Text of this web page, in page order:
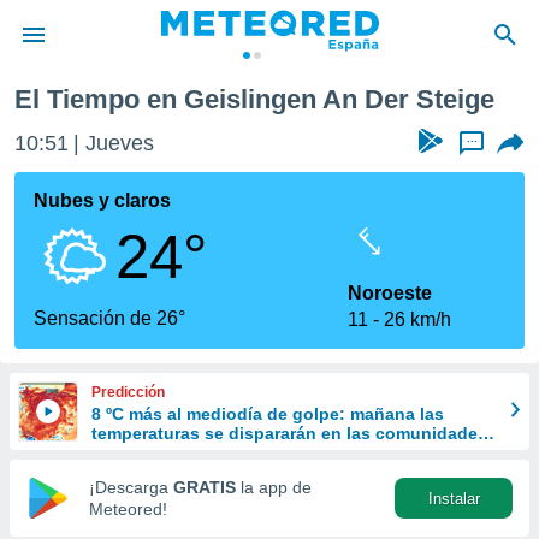
de
por
que se
calidad.
a este
las
y
forma
digital
basada
El Tiempo en Geislingen An Der Steige
10:51 Jueves ...
Nubes y claros
24°
Sensación de 26°
Noroeste
11
26 km/h
Predicción
8 ºC más al mediodía de golpe: mañana las
temperaturas se dispararán en las comunidades
¡Descarga GRATIS la app de
Meteored!
Instalar